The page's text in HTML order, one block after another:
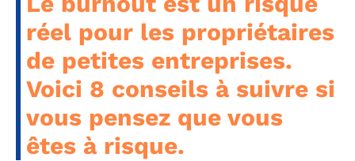
réel pour les propriétaires
de petites entreprises.
Voici 8 conseils à suivre si
vous pensez que vous
êtes à risque.